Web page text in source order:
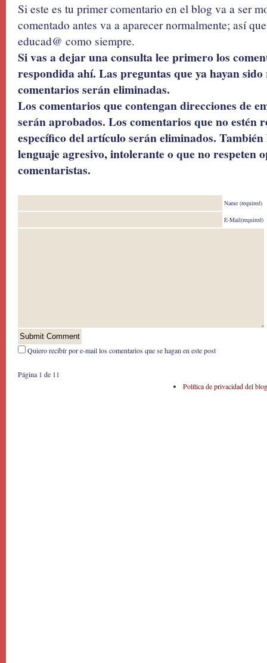
Si este es tu primer comentario en el blog va a ser
comentado antes va a aparecer normalmente; así
educad@ como siempre.
Si vas a dejar una consulta lee primero los
respondida ahí. Las preguntas que ya hayan
comentarios serán eliminadas.
Los comentarios que contengan direcciones de
serán aprobados. Los comentarios que no estén
específico del artículo serán eliminados.
lenguaje agresivo, intolerante o que no respeten
comentaristas.
Name (required)
E-Mail(required)
Quiero recibír por e-mail los comentarios que se hagan en este post
Página 1 de 1 1
Política de privacidad del